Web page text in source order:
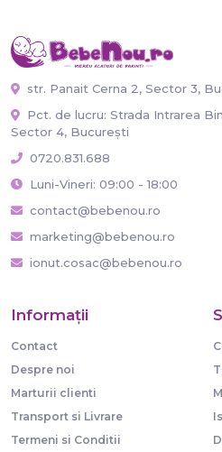
str. Panait Cerna 2, Sector 3,
Pct. de lucru: Strada Intrarea
Sector 4, București
0720.831.688
Luni-Vineri: 09:00 - 18:00
contact@bebenou.ro
marketing@bebenou.ro
ionut.cosac@bebenou.ro
Informaţii
Contact
Despre noi
Marturii clienti
Transport si Livrare
Termeni si Conditii